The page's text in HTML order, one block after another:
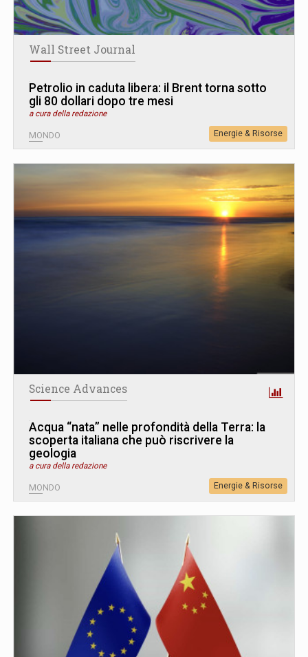
Wall Street Journal
Petrolio in caduta libera: il Brent torna sotto
gli 80 dollari dopo tre mesi
a cura della redazione
MONDO Energie & Risorse
Science Advances
Acqua “nata” nelle profondità della Terra: la
scoperta italiana che può riscrivere la
geologia
a cura della redazione
MONDO Energie & Risorse